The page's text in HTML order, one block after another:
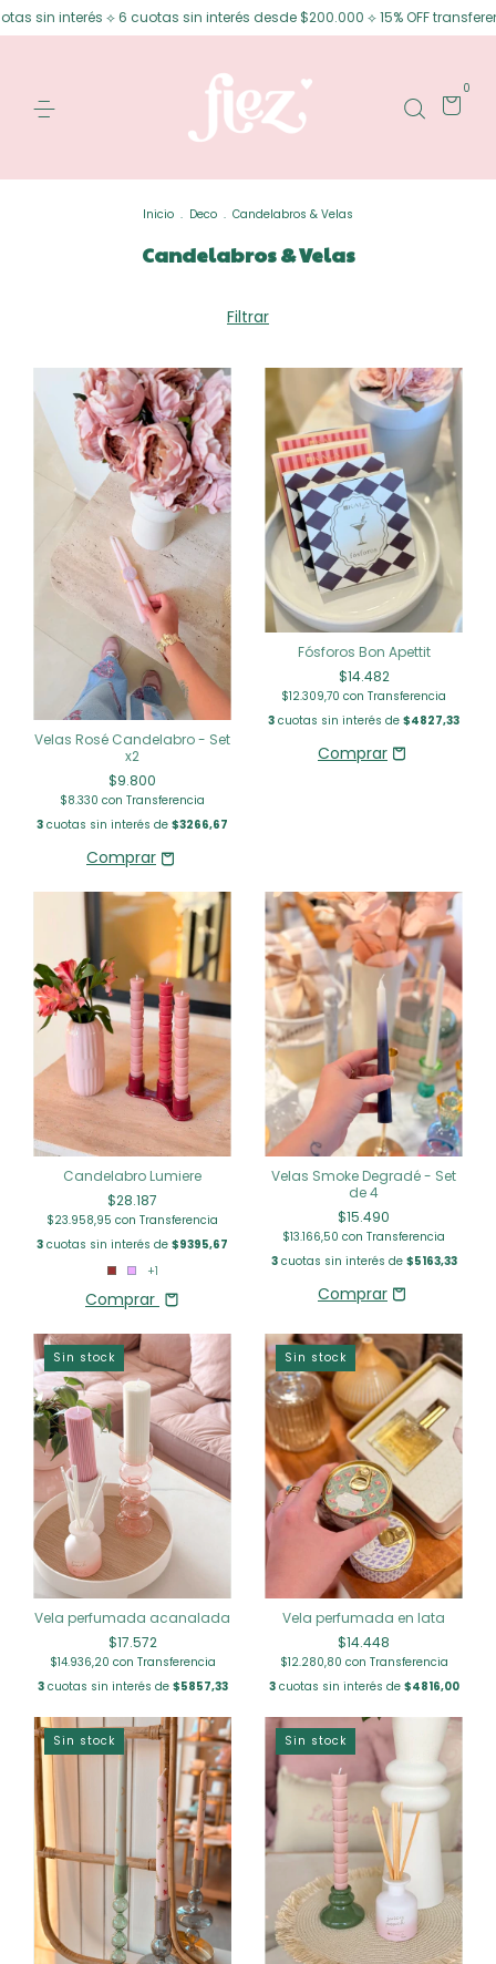
cuotas sin interés desde $200.000 ⟡ 15% OFF transferencia
0
Inicio . Deco . Candelabros & Velas
Candelabros & Velas
Filtrar
Velas Rosé Candelabro - Set
x2
$9.800
$8.330 con Transferencia
3 cuotas sin interés de $3266,67
Fósforos Bon Apettit
$14.482
$12.309,70 con Transferencia
3 cuotas sin interés de $4827,33
Candelabro Lumiere
$28.187
$23.958,95 con Transferencia
3 cuotas sin interés de $9395,67
+1
Comprar
Velas Smoke Degradé - Set
de 4
$15.490
$13.166,50 con Transferencia
3cuotas sin interés de $5163,33
Sin stock
Vela perfumada acanalada
$17.572
$14.936,20 con Transferencia
3cuotas sin interés de $5857,33
Sin stock
Vela perfumada en lata
$14.448
$12.280,80 con Transferencia
3cuotas sin interés de $4816,00
Sin stock Sin stock